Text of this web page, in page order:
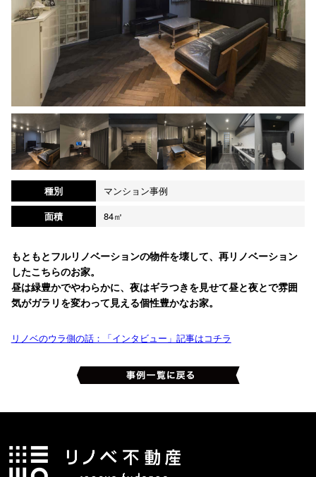
種別
マンション事例
面積
84㎡
もともとフルリノベーションの物件を壊して、再リノベーション
したこちらのお家。
昼は緑豊かでやわらかに、夜はギラつきを見せて昼と夜とで雰囲
気がガラリを変わって見える個性豊かなお家。
リノベのウラ側の話：「インタビュー」記事はコチラ